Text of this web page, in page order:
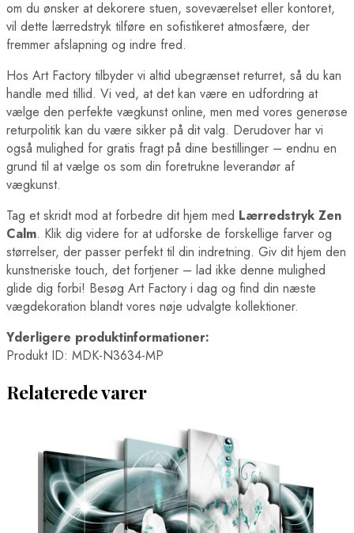
om du ønsker at dekorere stuen, soveværelset eller kontoret,
vil dette lærredstryk tilføre en sofistikeret atmosfære, der
fremmer afslapning og indre fred.
Hos Art Factory tilbyder vi altid ubegrænset returret, så du kan
handle med tillid. Vi ved, at det kan være en udfordring at
vælge den perfekte vægkunst online, men med vores generøse
returpolitik kan du være sikker på dit valg. Derudover har vi
også mulighed for gratis fragt på dine bestillinger – endnu en
grund til at vælge os som din foretrukne leverandør af
vægkunst.
Tag et skridt mod at forbedre dit hjem med Lærredstryk Zen
Calm. Klik dig videre for at udforske de forskellige farver og
størrelser, der passer perfekt til din indretning. Giv dit hjem den
kunstneriske touch, det fortjener – lad ikke denne mulighed
glide dig forbi! Besøg Art Factory i dag og find din næste
vægdekoration blandt vores nøje udvalgte kollektioner.
Yderligere produktinformationer:
Produkt ID: MDK-N3634-MP
Relaterede varer